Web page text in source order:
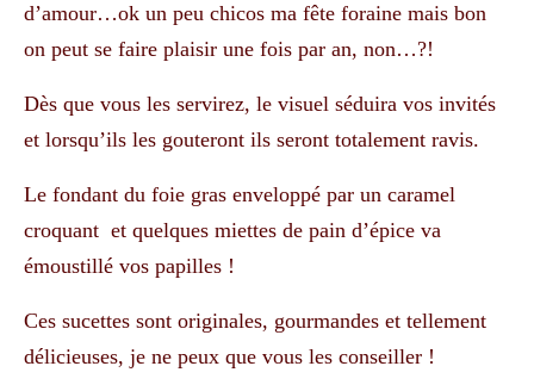
d’amour…ok un peu chicos ma fête foraine mais bon
on peut se faire plaisir une fois par an, non…?!
Dès que vous les servirez, le visuel séduira vos invités
et lorsqu’ils les gouteront ils seront totalement ravis.
Le fondant du foie gras enveloppé par un caramel
croquant et quelques miettes de pain d’épice va
émoustillé vos papilles !
Ces sucettes sont originales, gourmandes et tellement
délicieuses, je ne peux que vous les conseiller !